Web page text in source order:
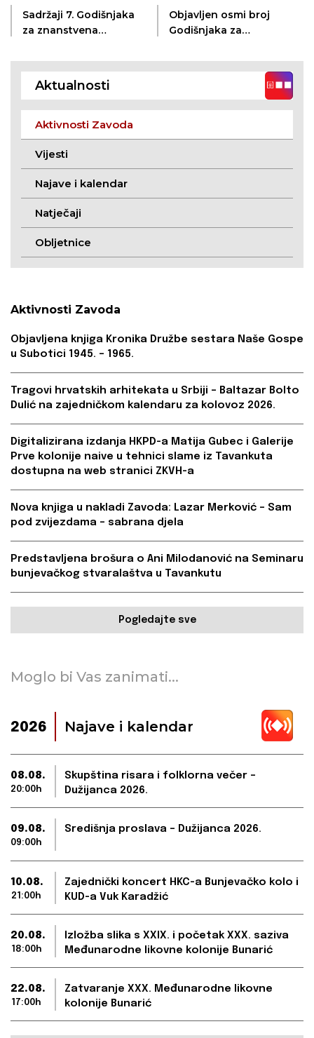
Sadržaji 7. Godišnjaka
za znanstvena
dostupni na mreži
Objavljen osmi broj
Godišnjaka za
istraživanja ZKVH-a
Aktualnosti
Aktivnosti Zavoda
Vijesti
Najave i kalendar
Natječaji
Obljetnice
Aktivnosti Zavoda
Objavljena knjiga Kronika Družbe sestara Naše Gospe
u Subotici 1945. – 1965.
Tragovi hrvatskih arhitekata u Srbiji – Baltazar Bolto
Dulić na zajedničkom kalendaru za kolovoz 2026.
Digitalizirana izdanja HKPD-a Matija Gubec i Galerije
Prve kolonije naive u tehnici slame iz Tavankuta
dostupna na web stranici ZKVH-a
Nova knjiga u nakladi Zavoda: Lazar Merković – Sam
pod zvijezdama – sabrana djela
Predstavljena brošura o Ani Milodanović na Seminaru
bunjevačkog stvaralaštva u Tavankutu
Pogledajte sve
Moglo bi Vas zanimati...
2026 Najave i kalendar
08.08.
20:00h
Skupština risara i folklorna večer –
Dužijanca 2026.
09.08.
09:00h
Središnja proslava – Dužijanca 2026.
10.08.
21:00h
Zajednički koncert HKC-a Bunjevačko kolo i
KUD-a Vuk Karadžić
20.08.
18:00h
Izložba slika s XXIX. i početak XXX. saziva
Međunarodne likovne kolonije Bunarić
22.08.
17:00h
Zatvaranje XXX. Međunarodne likovne
kolonije Bunarić